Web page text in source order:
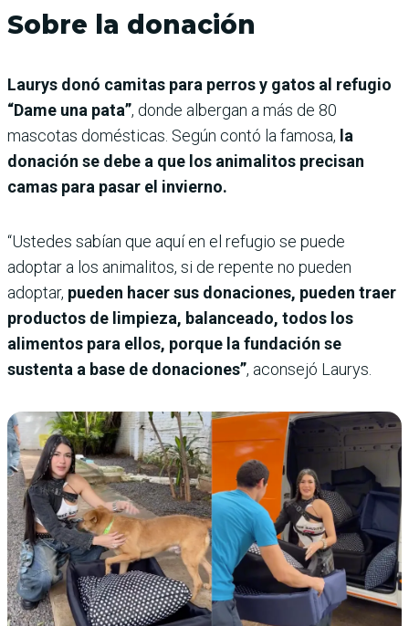
Sobre la donación
Laurys donó camitas para perros y gatos al refugio
“Dame una pata”, donde albergan a más de 80
mascotas domésticas. Según contó la famosa, la
donación se debe a que los animalitos precisan
camas para pasar el invierno.
“Ustedes sabían que aquí en el refugio se puede
adoptar a los animalitos, si de repente no pueden
adoptar, pueden hacer sus donaciones, pueden traer
productos de limpieza, balanceado, todos los
alimentos para ellos, porque la fundación se
sustenta a base de donaciones”, aconsejó Laurys.